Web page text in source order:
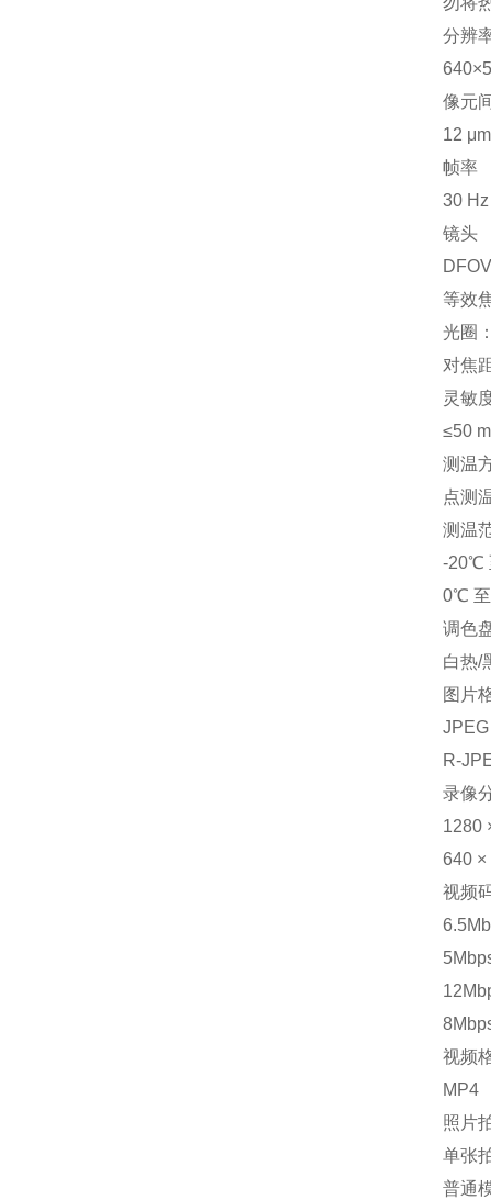
分辨
像元
12 μm
帧率
30 Hz
镜头
等效
光圈
对焦
灵敏
≤50
测温
点测
测温
-20℃
0℃
调色
白热/
图片
R-
录像
1280
640 ×
视频
视频
MP4
照片
单张
普通